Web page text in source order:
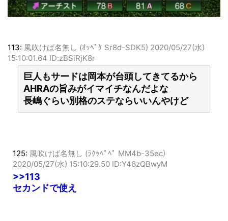
113:風吹けば名無し (ｵｯﾍﾟｹ Sr8d-SDK5)
巨人もサードは岡本が台頭してきてるから
AHRAの旨みがイマイチなんだよな
長嶋ぐらい別格のステならいいんやけど
125:風吹けば名無し (ﾗｸｯﾍﾟﾍﾟ MM4b-35ec)
2020/05/27(水) 15:10:29.50 ID:Y46zQBwyM
>>113